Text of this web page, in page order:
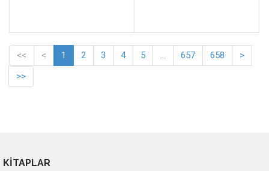
<< < 1 2 3 4 5 ... 657 658
>
>>
KİTAPLAR